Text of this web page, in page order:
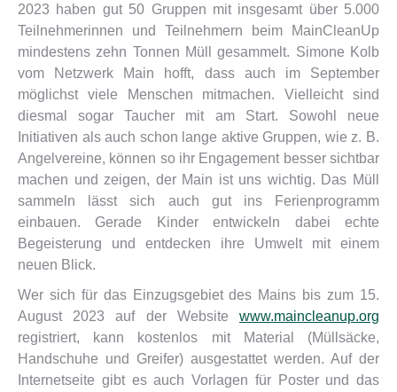
2023 haben gut 50 Gruppen mit insgesamt über 5.000
Teilnehmerinnen und Teilnehmern beim MainCleanUp
mindestens zehn Tonnen Müll gesammelt. Simone Kolb
vom Netzwerk Main hofft, dass auch im September
möglichst viele Menschen mitmachen. Vielleicht sind
diesmal sogar Taucher mit am Start. Sowohl neue
Initiativen als auch schon lange aktive Gruppen, wie z. B.
Angelvereine, können so ihr Engagement besser sichtbar
machen und zeigen, der Main ist uns wichtig. Das Müll
sammeln lässt sich auch gut ins Ferienprogramm
einbauen. Gerade Kinder entwickeln dabei echte
Begeisterung und entdecken ihre Umwelt mit einem
neuen Blick.
Wer sich für das Einzugsgebiet des Mains bis zum 15.
August 2023 auf der Website www.maincleanup.org
registriert, kann kostenlos mit Material (Müllsäcke,
Handschuhe und Greifer) ausgestattet werden. Auf der
Internetseite gibt es auch Vorlagen für Poster und das